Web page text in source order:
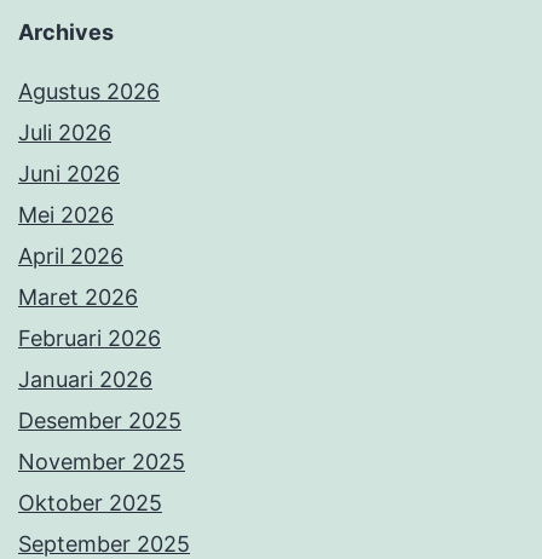
Archives
Agustus 2026
Juli 2026
Juni 2026
Mei 2026
April 2026
Maret 2026
Februari 2026
Januari 2026
Desember 2025
November 2025
Oktober 2025
September 2025